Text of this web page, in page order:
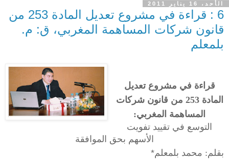
الأحد، 16 يناير 2011
6 : قراءة في مشروع تعديل المادة 253 من
قانون شركات المساهمة المغربي، ق: م.
بلمعلم
قراءة في مشروع تعديل
المادة 253 من قانون شركات
المساهمة المغربي:
التوسع في تقييد تفويت
الأسهم بحق الموافقة
بقلم: محمد بلمعلم*